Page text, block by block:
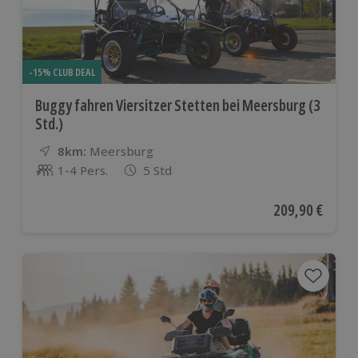
-15% CLUB DEAL
Buggy fahren Viersitzer Stetten bei Meersburg (3
Std.)
8km: Entfernung
Standort
Meersburg
Anzahl der Teilnehmer
1-4 Pers. 5 Std
Aktueller Preis
209,90 €